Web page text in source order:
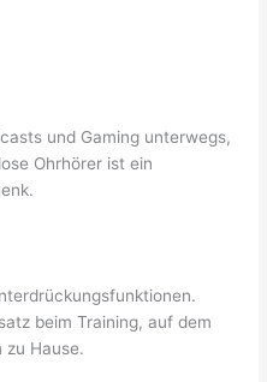
und Gaming unterwegs,
Ohrhörer ist ein
beim Training, auf dem
zu Hause.